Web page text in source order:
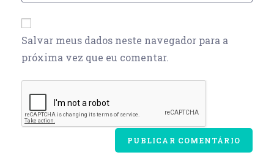
Salvar meus dados neste navegador para a
próxima vez que eu comentar.